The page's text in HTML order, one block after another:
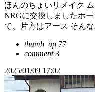
ほんのちょいリメイク
NRGに交換しましたホ
で、片方はアース そん
thumb_up 77
comment3
2025/01/09 17:02